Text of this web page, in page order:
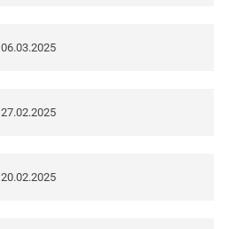
06.03.2025
27.02.2025
20.02.2025